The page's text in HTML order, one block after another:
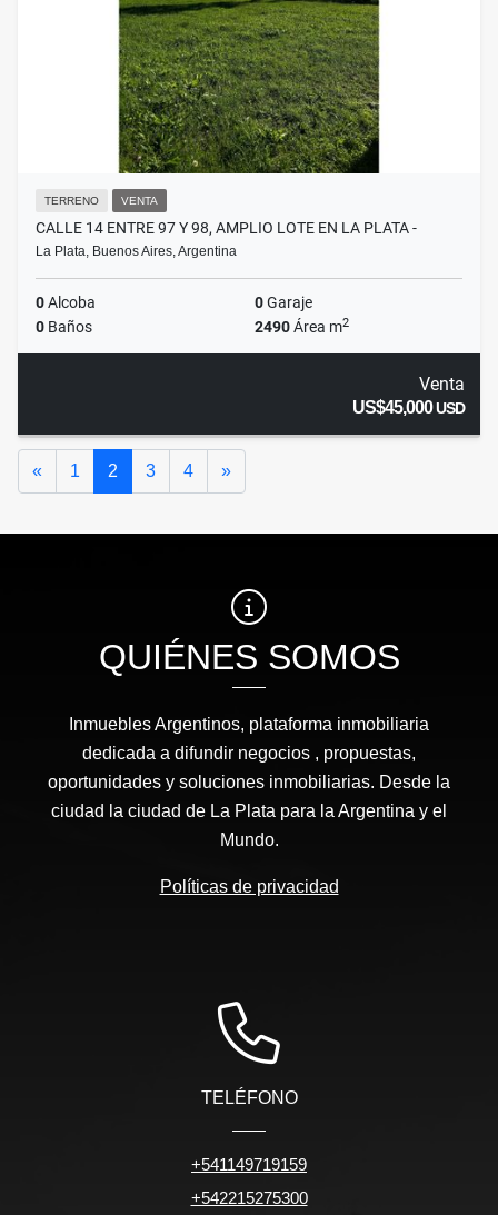
TERRENO VENTA
CALLE 14 ENTRE 97 Y 98, AMPLIO LOTE EN LA PLATA -
La Plata, Buenos Aires, Argentina
0Alcoba 0Garaje
0 Baños 2490Área m2
Venta
US$45,000USD
« Anterior
1 2 3 4 »Siguiente
QUIÉNES SOMOS
Inmuebles Argentinos, plataforma inmobiliaria
dedicada a difundir negocios , propuestas,
oportunidades y soluciones inmobiliarias. Desde la
ciudad la ciudad de La Plata para la Argentina y el
Mundo.
Políticas de privacidad
TELÉFONO
+541149719159
+542215275300